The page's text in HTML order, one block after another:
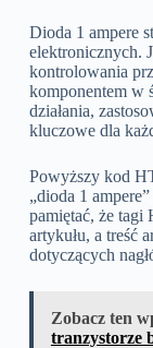
Dioda 1 ampere
elektronicznych.
kontrolowania
komponentem w
działania,
kluczowe dla
Powyższy kod
„dioda 1
pamiętać, że tagi
artykułu, a treść
dotyczących
Zobacz ten
tranzystorze